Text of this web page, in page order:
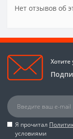
Нет отзывов об
Хотите
Я прочитал
условиями